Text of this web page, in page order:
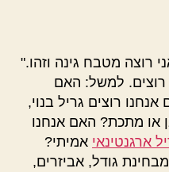
רוצה מטבח גינה וזהו."
למשל: האם
רוצים גריל בנוי,
או מתכת? האם אנחנו
ארגנטינאי אמיתי?
גודל, אביזרים,